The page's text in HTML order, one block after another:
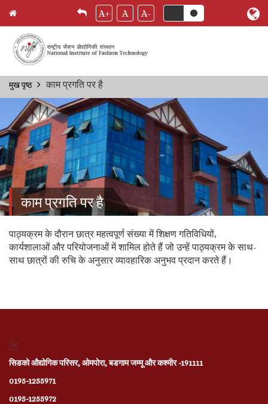
Skip
content
A+ A A-
Breadcrumb
मुख पृष्ठ काम प्रगति पर है
काम प्रगति पर है
पाठ्यक्रम के दौरान छात्र महत्वपूर्ण संख्या में शिक्षण गतिविधियों,
कार्यशालाओं और परियोजनाओं में शामिल होते हैं जो उन्हें पाठ्यक्रम के साथ-
साथ छात्रों की रुचि के अनुसार व्यावहारिक अनुभव प्रदान करते हैं।
सिडको औद्योगिक परिसर, ओमपोरा, बडगाम जम्मू और कश्मीर -191111
0195-1255971
0195-1255972